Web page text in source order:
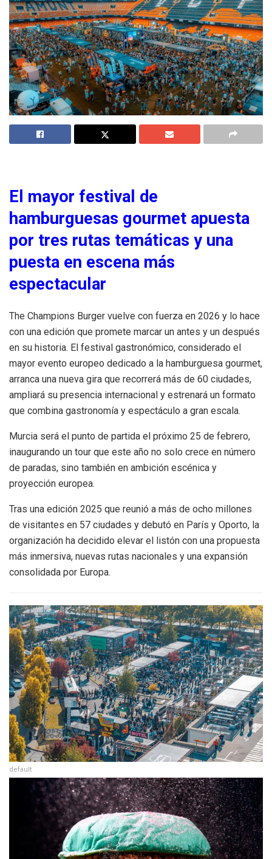
El mayor festival de
hamburguesas gourmet apuesta
por tres rutas temáticas y una
puesta en escena más
espectacular
The Champions Burger vuelve con fuerza en 2026 y lo hace
con una edición que promete marcar un antes y un después
en su historia. El festival gastronómico, considerado el
mayor evento europeo dedicado a la hamburguesa gourmet,
arranca una nueva gira que recorrerá más de 60 ciudades,
ampliará su presencia internacional y estrenará un formato
que combina gastronomía y espectáculo a gran escala.
Murcia será el punto de partida el próximo 25 de febrero,
inaugurando un tour que este año no solo crece en número
de paradas, sino también en ambición escénica y
proyección europea.
Tras una edición 2025 que reunió a más de ocho millones
de visitantes en 57 ciudades y debutó en París y Oporto, la
organización ha decidido elevar el listón con una propuesta
más inmersiva, nuevas rutas nacionales y una expansión
consolidada por Europa.
default